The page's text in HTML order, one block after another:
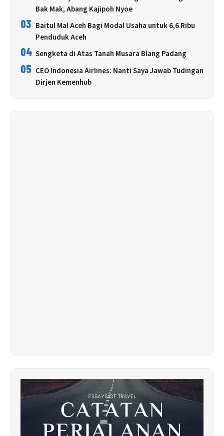
Bak Mak, Abang Kajipoh Nyoe
03 Baitul Mal Aceh Bagi Modal Usaha untuk 6,6 Ribu
Penduduk Aceh
04 Sengketa di Atas Tanah Musara Blang Padang
05 CEO Indonesia Airlines: Nanti Saya Jawab Tudingan
Dirjen Kemenhub